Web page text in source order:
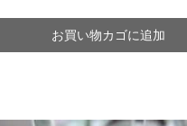
お買い物カゴに追加